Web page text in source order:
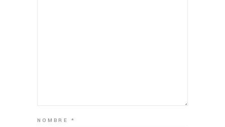
NOMBRE*